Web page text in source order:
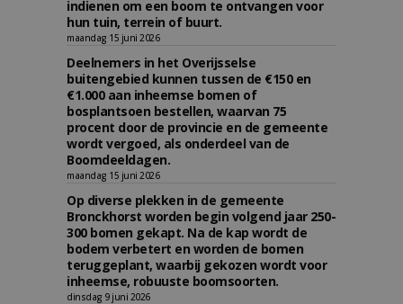
indienen om een boom te ontvangen voor
hun tuin, terrein of buurt.
maandag 15 juni 2026
Deelnemers in het Overijsselse
buitengebied kunnen tussen de €150 en
€1.000 aan inheemse bomen of
bosplantsoen bestellen, waarvan 75
procent door de provincie en de gemeente
wordt vergoed, als onderdeel van de
Boomdeeldagen.
maandag 15 juni 2026
Op diverse plekken in de gemeente
Bronckhorst worden begin volgend jaar 250-
300 bomen gekapt. Na de kap wordt de
bodem verbetert en worden de bomen
teruggeplant, waarbij gekozen wordt voor
inheemse, robuuste boomsoorten.
dinsdag 9 juni 2026